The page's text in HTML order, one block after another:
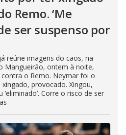
Remo. ‘Me
ser suspenso por
reúne imagens do caos, na
Mangueirão, ontem à noite,
o Remo. Neymar foi o
provocado. Xingou,
Corre o risco de ser